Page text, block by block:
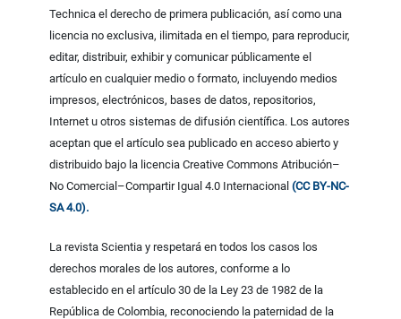
Technica el derecho de primera publicación, así como una
licencia no exclusiva, ilimitada en el tiempo, para reproducir,
editar, distribuir, exhibir y comunicar públicamente el
artículo en cualquier medio o formato, incluyendo medios
impresos, electrónicos, bases de datos, repositorios,
Internet u otros sistemas de difusión científica. Los autores
aceptan que el artículo sea publicado en acceso abierto y
distribuido bajo la licencia Creative Commons Atribución–
No Comercial–Compartir Igual 4.0 Internacional(CC BY-NC-
SA 4.0).
La revista Scientia y respetará en todos los casos los
derechos morales de los autores, conforme a lo
establecido en el artículo 30 de la Ley 23 de 1982 de la
República de Colombia, reconociendo la paternidad de la